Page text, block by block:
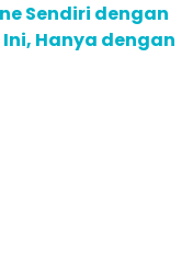
Sendiri dengan
Hanya dengan